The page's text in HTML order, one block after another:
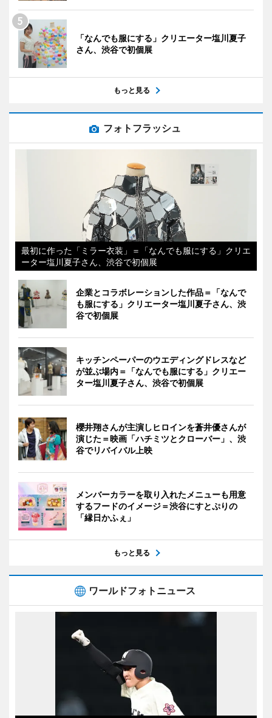
「なんでも服にする」クリエーター塩川夏子
さん、渋谷で初個展
もっと見る
フォトフラッシュ
最初に作った「ミラー衣装」＝「なんでも服にする」クリエ
ーター塩川夏子さん、渋谷で初個展
企業とコラボレーションした作品＝「なんで
も服にする」クリエーター塩川夏子さん、渋
谷で初個展
キッチンペーパーのウエディングドレスなど
が並ぶ場内＝「なんでも服にする」クリエー
ター塩川夏子さん、渋谷で初個展
櫻井翔さんが主演しヒロインを蒼井優さんが
演じた＝映画「ハチミツとクローバー」、渋
谷でリバイバル上映
メンバーカラーを取り入れたメニューも用意
するフードのイメージ＝渋谷にすとぷりの
「縁日かふぇ」
もっと見る
ワールドフォトニュース